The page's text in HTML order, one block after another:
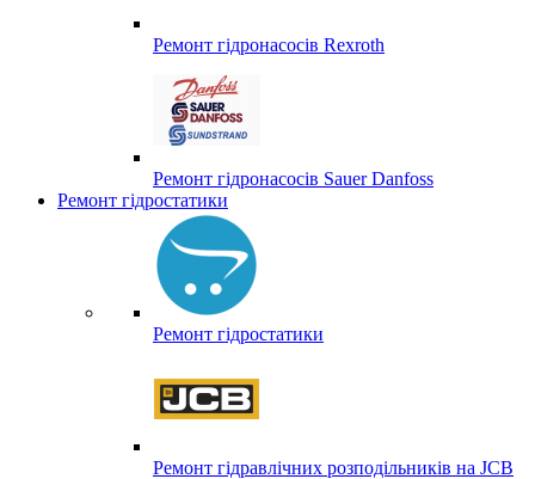
Ремонт гідронасосів Rexroth
Ремонт гідронасосів Sauer Danfoss
Ремонт гідростатики
Ремонт гідростатики
Ремонт гідравлічних розподільників на JCB